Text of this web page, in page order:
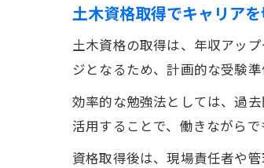
土木資格取得でキャリア
土木資格の取得は、年収アッ
ジとなるため、計画的な受験準
効率的な勉強法としては、過
活用することで、働きながら
資格取得後は、現場責任者や